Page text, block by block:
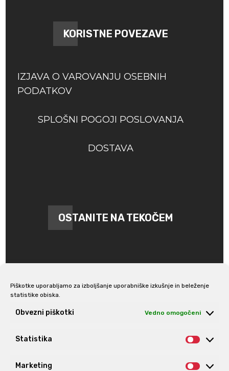
Piškotke uporabljamo za izboljšanje uporabniške izkušnje in beleženje
statistike obiska.
Obvezni piškotki Vedno omogočeni
Statistika
Marketing
KORISTNE POVEZAVE
IZJAVA O VAROVANJU OSEBNIH
PODATKOV
SPLOŠNI POGOJI POSLOVANJA
DOSTAVA
OSTANITE NA TEKOČEM